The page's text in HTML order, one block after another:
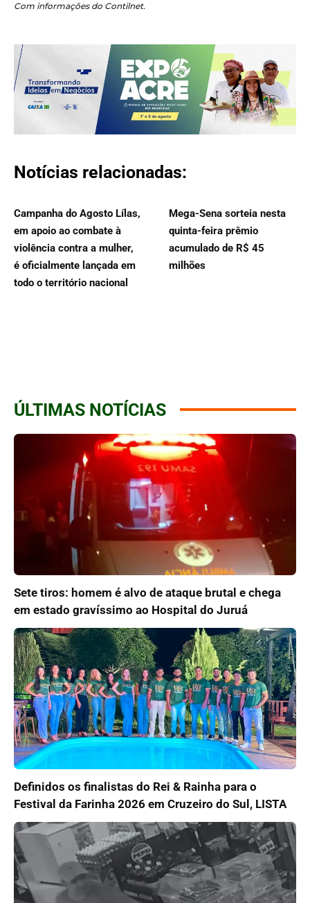
Com informações do Contilnet.
Notícias relacionadas:
Campanha do Agosto Lílas,
em apoio ao combate à
violência contra a mulher,
é oficialmente lançada em
todo o território nacional
Mega-Sena sorteia nesta
quinta-feira prêmio
acumulado de R$ 45
milhões
ÚLTIMAS NOTÍCIAS
Sete tiros: homem é alvo de ataque brutal e chega
em estado gravíssimo ao Hospital do Juruá
Definidos os finalistas do Rei & Rainha para o
Festival da Farinha 2026 em Cruzeiro do Sul, LISTA